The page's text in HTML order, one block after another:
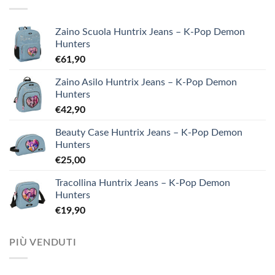
Zaino Scuola Huntrix Jeans – K-Pop Demon
Hunters
€61,90
Zaino Asilo Huntrix Jeans – K-Pop Demon
Hunters
€42,90
Beauty Case Huntrix Jeans – K-Pop Demon
Hunters
€25,00
Tracollina Huntrix Jeans – K-Pop Demon
Hunters
€19,90
PIÙ VENDUTI